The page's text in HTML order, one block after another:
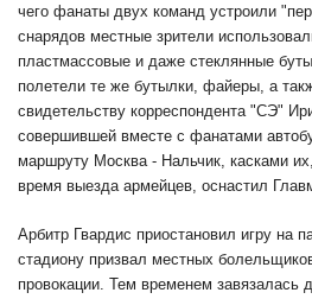
чего фанаты двух команд устроили
снарядов местные зрители
пластмассовые и даже стеклянные
полетели те же бутылки, файеры, а
свидетельству корреспондента "СЭ"
совершившей вместе с фанатами
маршруту Москва - Нальчик, касками
время выезда армейцев, оснастил
Арбитр Гвардис приостановил игру на
стадиону призвал местных
провокации. Тем временем